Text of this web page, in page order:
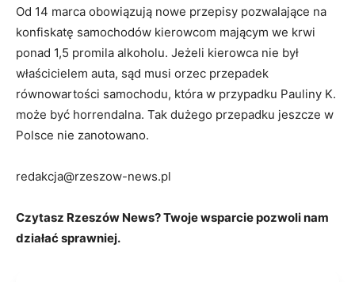
Od 14 marca obowiązują nowe przepisy pozwalające na
konfiskatę samochodów kierowcom mającym we krwi
ponad 1,5 promila alkoholu. Jeżeli kierowca nie był
właścicielem auta, sąd musi orzec przepadek
równowartości samochodu, która w przypadku Pauliny K.
może być horrendalna. Tak dużego przepadku jeszcze w
Polsce nie zanotowano.
redakcja@rzeszow-news.pl
Czytasz Rzeszów News? Twoje wsparcie pozwoli nam
działać sprawniej.